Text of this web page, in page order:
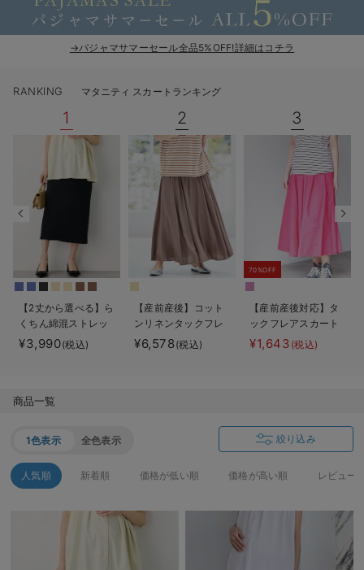
ハレの日に着るANGELIEBEのセレモニー
買って正解！高評価レビューアイテム
冬に可愛いニットがお得！
親子コーデ｜ママとベビーにおすすめ！
Gift Selection 出産祝い
ロンパースはいつからいつまで使う？選ぶポイントも解説！
保育園・入園準備特集
ファルスカ
デロンギ
→パジャマサマーセール全品5%OFF!詳細はコチラ
RANKING マタニティ スカートランキング
1
【2丈から選べる】ら
くちん綿混ストレッ
チリブナロースカー
ト マタニティ・産
¥3,990(税込)
2
【産前産後】コット
ンリネンタックフレ
アスカート【出産後
も長く使える】
¥6,578(税込)
3
70%OFF
【産前産後対応】タ
ックフレアスカート
【出産後も長く使え
る】
¥1,643 (税込)
商品一覧
1色表示 全色表示 絞り込み
人気順 新着順 価格が低い順 価格が高い順 レビュー